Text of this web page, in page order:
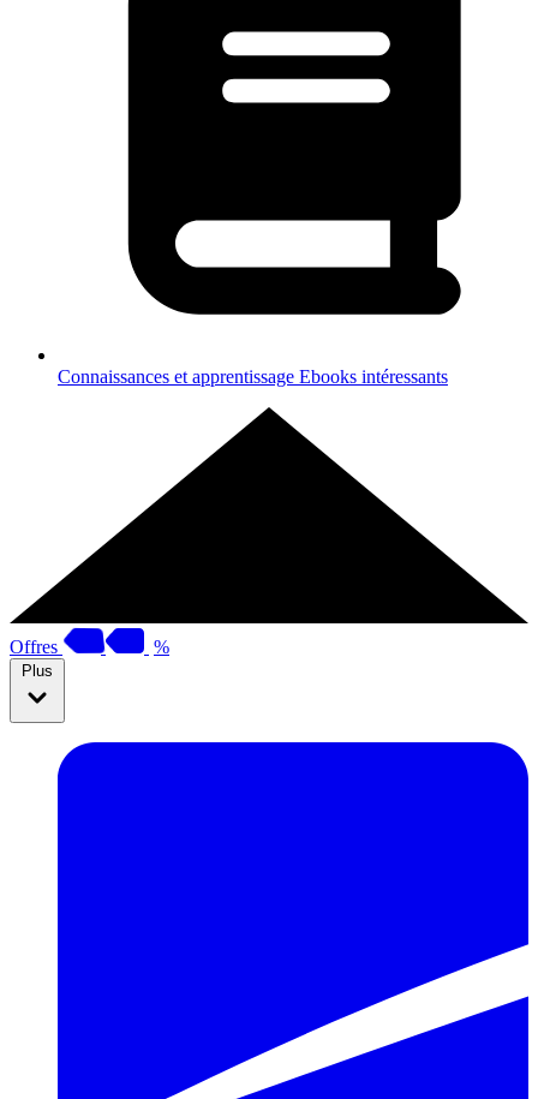
Connaissances et apprentissage Ebooks intéressants
Offres %
Plus